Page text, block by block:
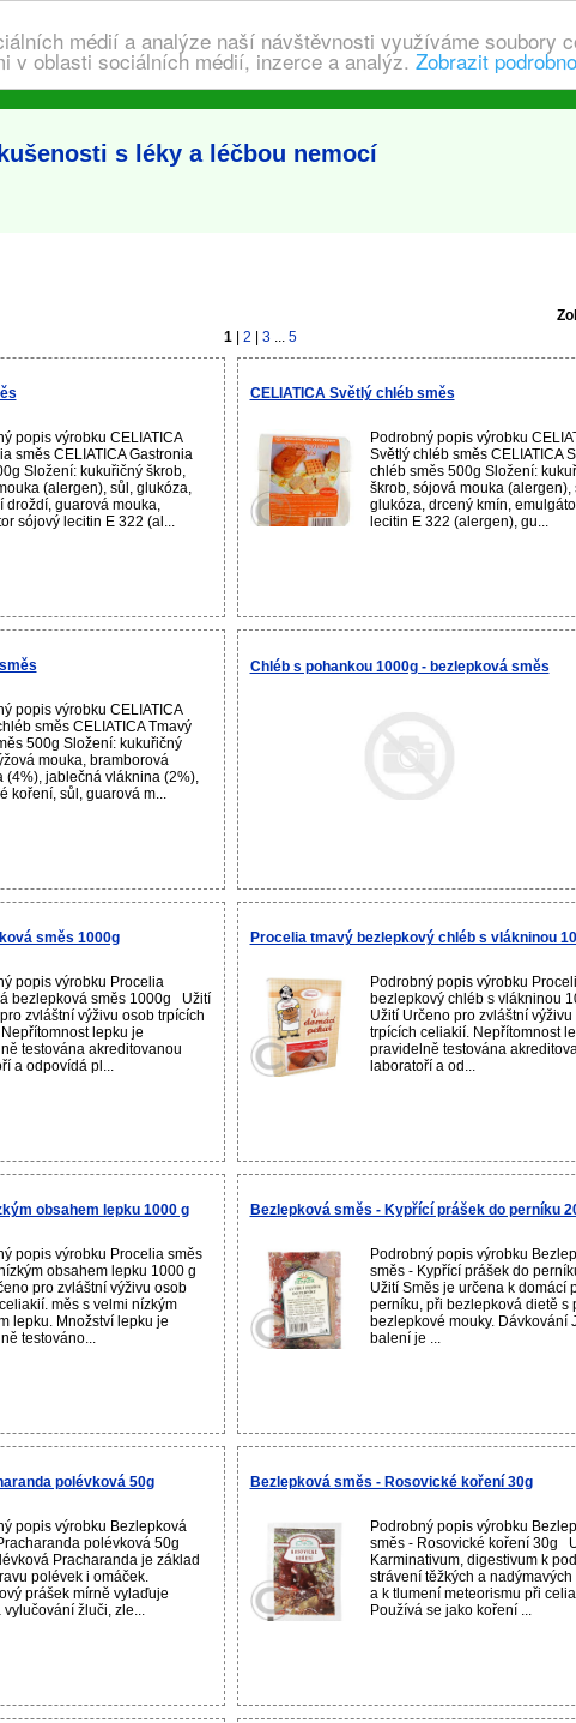
médií a analýze naší návštěvnosti využíváme soubory
v oblasti sociálních médií, inzerce a analýz. Zobrazit
s léky a léčbou nemocí
1
2 3... 5
popis výrobku CELIATICA
směs CELIATICA Gastronia
Složení: kukuřičný škrob,
(alergen), sůl, glukóza,
droždí, guarová mouka,
sójový lecitin E 322 (al...
CELIATICA Světlý chléb směs
Podrobný popis výrobku
Světlý chléb směs CELIATICA
chléb směs 500g Složení:
škrob, sójová mouka (alergen),
glukóza, drcený kmín,
lecitin E 322 (alergen), gu...
popis výrobku CELIATICA
směs CELIATICA Tmavý
500g Složení: kukuřičný
mouka, bramborová
(4%), jablečná vláknina (2%),
koření, sůl, guarová m...
Chléb s pohankou 1000g - bezlepková směs
směs 1000g
popis výrobku Procelia
bezlepková směs 1000g Užití
zvláštní výživu osob trpících
lepku je
testována akreditovanou
a odpovídá pl...
Procelia tmavý bezlepkový chléb s vlákninou
Podrobný popis výrobku
bezlepkový chléb s vlákninou
Užití Určeno pro zvláštní výživu
trpících celiakií. Nepřítomnost
pravidelně testována
laboratoří a od...
obsahem lepku 1000 g
popis výrobku Procelia směs
obsahem lepku 1000 g
pro zvláštní výživu osob
měs s velmi nízkým
lepku. Množství lepku je
testováno...
Bezlepková směs - Kypřící prášek do perníku
Podrobný popis výrobku
směs - Kypřící prášek do
Užití Směs je určena k domácí
perníku, při bezlepková dietě s
bezlepkové mouky. Dávkování
balení je ...
polévková 50g
popis výrobku Bezlepková
polévková 50g
Pracharanda je základ
polévek i omáček.
prášek mírně vylaďuje
vylučování žluči, zle...
Bezlepková směs - Rosovické koření 30g
Podrobný popis výrobku
směs - Rosovické koření 30g
Karminativum, digestivum k
strávení těžkých a nadýmavých
a k tlumení meteorismu při
Používá se jako koření ...